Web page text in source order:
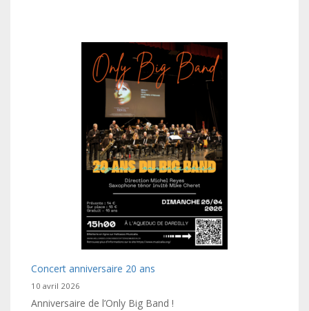
Concert anniversaire 20 ans
10 avril 2026
Anniversaire de l’Only Big Band !